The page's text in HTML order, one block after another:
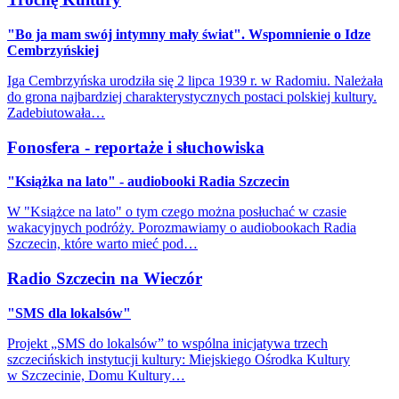
"Bo ja mam swój intymny mały świat". Wspomnienie o Idze
Cembrzyńskiej
Iga Cembrzyńska urodziła się 2 lipca 1939 r. w Radomiu. Należała
do grona najbardziej charakterystycznych postaci polskiej kultury.
Zadebiutowała…
Fonosfera - reportaże i słuchowiska
"Książka na lato" - audiobooki Radia Szczecin
W "Książce na lato" o tym czego można posłuchać w czasie
wakacyjnych podróży. Porozmawiamy o audiobookach Radia
Szczecin, które warto mieć pod…
Radio Szczecin na Wieczór
"SMS dla lokalsów"
Projekt „SMS do lokalsów” to wspólna inicjatywa trzech
szczecińskich instytucji kultury: Miejskiego Ośrodka Kultury
w Szczecinie, Domu Kultury…